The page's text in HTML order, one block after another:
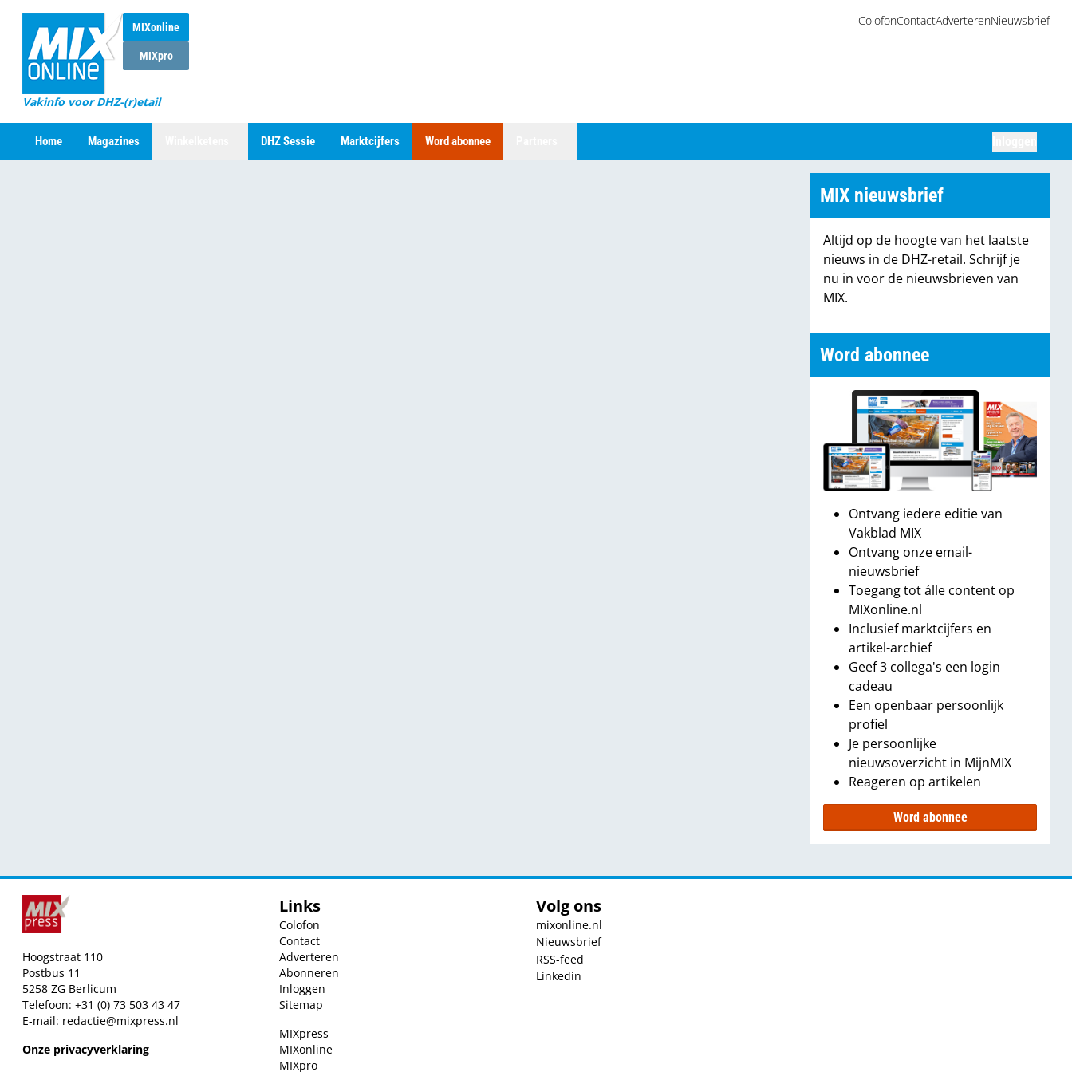
MIXonline
MIXpro
Vakinfo voor DHZ-(r)etail
ColofonContactAdverterenNieuwsbrief
Home Magazines DHZ Sessie Marktcijfers Word abonnee
MIX nieuwsbrief
Altijd op de hoogte van het laatste
nieuws in de DHZ-retail. Schrijf je
nu in voor de nieuwsbrieven van
MIX.
Word abonnee
Ontvang iedere editie van
Vakblad MIX
Ontvang onze email-
nieuwsbrief
Toegang tot álle content op
MIXonline.nl
Inclusief marktcijfers en
artikel-archief
Geef 3 collega's een login
cadeau
Een openbaar persoonlijk
profiel
Je persoonlijke
nieuwsoverzicht in MijnMIX
Reageren op artikelen
Word abonnee
Hoogstraat 110
Postbus 11
5258 ZG Berlicum
Telefoon: +31 (0) 73 503 43 47
E-mail: redactie@mixpress.nl
Onze privacyverklaring
Links
Colofon
Contact
Adverteren
Abonneren
Inloggen
Sitemap
MIXpress
MIXonline
MIXpro
Volg ons
mixonline.nl
Nieuwsbrief
RSS-feed
Linkedin